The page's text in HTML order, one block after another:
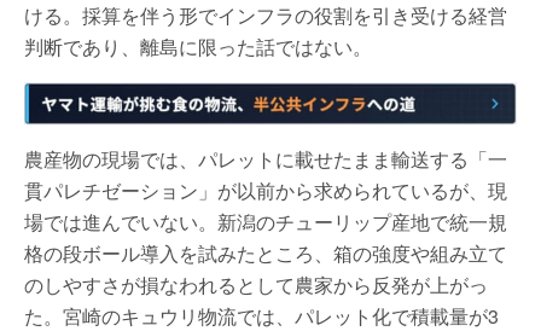
ける。採算を伴う形でインフラの役割を引き受ける経営
判断であり、離島に限った話ではない。
農産物の現場では、パレットに載せたまま輸送する「一
貫パレチゼーション」が以前から求められているが、現
場では進んでいない。新潟のチューリップ産地で統一規
格の段ボール導入を試みたところ、箱の強度や組み立て
のしやすさが損なわれるとして農家から反発が上がっ
た。宮崎のキュウリ物流では、パレット化で積載量が3